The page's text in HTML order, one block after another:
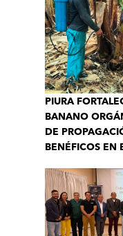
PIURA
BANANO
DE
BENÉFICOS EN